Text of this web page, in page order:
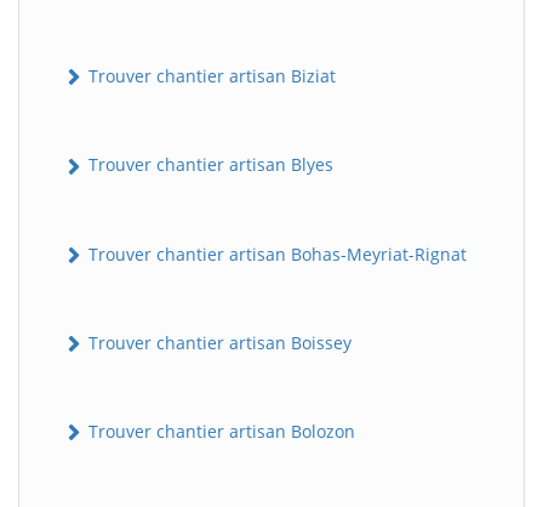
Trouver chantier artisan Biziat
Trouver chantier artisan Blyes
Trouver chantier artisan Bohas-Meyriat-Rignat
Trouver chantier artisan Boissey
Trouver chantier artisan Bolozon